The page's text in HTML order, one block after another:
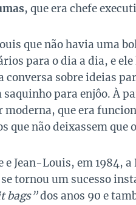
, que era chefe
que não havia uma
para o dia a dia, e
sobre ideias
para enjôo. À
que era
que não deixassem que
e Jean-Louis, em 1984,
tornou um sucesso
bags”dos anos 90 e